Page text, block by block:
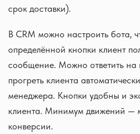
срок доставки).
В CRM можно настроить бота,
определённой кнопки клиент
сообщение. Можно ответить на
прогреть клиента
менеджера. Кнопки удобны и
клиента. Минимум движений —
конверсии.